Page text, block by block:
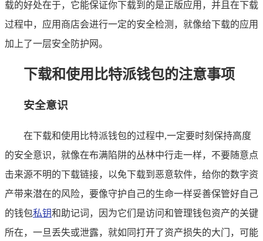
载的好处在于，它能保证你下载到的是正版应用，并且在下载
过程中，应用商店会进行一定的安全检测，就像给下载的应用
加上了一层安全防护网。
下载和使用比特派钱包的注意事项
安全意识
在下载和使用比特派钱包的过程中,一定要时刻保持高度
的安全意识，就像在布满陷阱的丛林中行走一样，不要随意点
击来源不明的下载链接，以免下载到恶意软件，给你的数字资
产带来潜在的风险，要像守护自己的生命一样妥善保管好自己
的钱包私钥和助记词，因为它们是访问和管理钱包资产的关键
所在，一旦丢失或泄露，就如同打开了资产损失的大门，可能